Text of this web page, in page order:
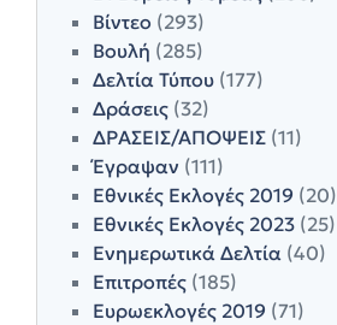
Βίντεο (293)
Βουλή (285)
Δελτία Τύπου (177)
Δράσεις (32)
ΔΡΑΣΕΙΣ/ΑΠΟΨΕΙΣ (11)
Έγραψαν (111)
Εθνικές Εκλογές 2019 (20)
Εθνικές Εκλογές 2023 (25)
Ενημερωτικά Δελτία (40)
Επιτροπές (185)
Ευρωεκλογές 2019 (71)